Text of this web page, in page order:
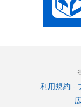
利用規約 -